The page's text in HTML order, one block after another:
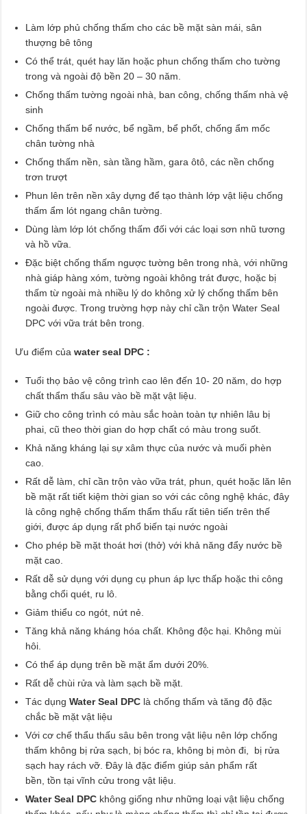
Làm lớp phủ chống thấm cho các bề mặt sàn mái, sân
thượng bê tông
Có thể trát, quét hay lăn hoặc phun chống thấm cho tường
trong và ngoài độ bền 20 – 30 năm.
Chống thấm tường ngoài nhà, ban công, chống thấm nhà vệ
sinh
Chống thấm bể nước, bể ngầm, bể phốt, chống ẩm mốc
chân tường nhà
Chống thấm nền, sàn tầng hầm, gara ôtô, các nền chống
trơn trượt
Phun lên trên nền xây dựng để tạo thành lớp vật liệu chống
thấm ẩm lót ngang chân tường.
Dùng làm lớp lót chống thấm đối với các loại sơn nhũ tương
và hồ vữa.
Đặc biệt chống thấm ngược tường bên trong nhà, với những
nhà giáp hàng xóm, tường ngoài không trát được, hoặc bị
thấm từ ngoài mà nhiều lý do không xử lý chống thấm bên
ngoài được. Trong trường hợp này chỉ cần trộn Water Seal
DPC với vữa trát bên trong.
Ưu điểm của water seal DPC :
Tuổi thọ bảo vệ công trình cao lên đến 10- 20 năm, do hợp
chất thẩm thấu sâu vào bề mặt vật liệu.
Giữ cho công trình có màu sắc hoàn toàn tự nhiên lâu bị
phai, cũ theo thời gian do hợp chất có màu trong suốt.
Khả năng kháng lại sự xâm thực của nước và muối phèn
cao.
Rất dễ làm, chỉ cần trộn vào vữa trát, phun, quét hoặc lăn lên
bề mặt rất tiết kiệm thời gian so với các công nghệ khác, đây
là công nghệ chống thấm thẩm thấu rất tiên tiến trên thế
giới, được áp dụng rất phổ biến tại nước ngoài
Cho phép bề mặt thoát hơi (thở) với khả năng đẩy nước bề
mặt cao.
Rất dễ sử dụng với dụng cụ phun áp lực thấp hoặc thi công
bằng chổi quét, ru lô.
Giảm thiểu co ngót, nứt nẻ.
Tăng khả năng kháng hóa chất. Không độc hại. Không mùi
hôi.
Có thể áp dụng trên bề mặt ẩm dưới 20%.
Rất dễ chùi rửa và làm sạch bề mặt.
Tác dụngWater Seal DPC là chống thấm và tăng độ đặc
chắc bề mặt vật liệu
Với cơ chế thẩu thấu sâu bên trong vật liệu nên lớp chống
thấm không bị rửa sạch, bị bóc ra, không bị mòn đi, bị rửa
sạch hay rách vỡ. Đây là đặc điểm giúp sản phẩm rất
bền, tồn tại vĩnh cửu trong vật liệu.
Water Seal DPC không giống như những loại vật liệu chống